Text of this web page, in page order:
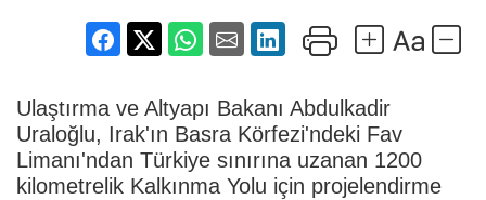
Ulaştırma ve Altyapı Bakanı Abdulkadir
Uraloğlu, Irak'ın Basra Körfezi'ndeki Fav
Limanı'ndan Türkiye sınırına uzanan 1200
kilometrelik Kalkınma Yolu için projelendirme